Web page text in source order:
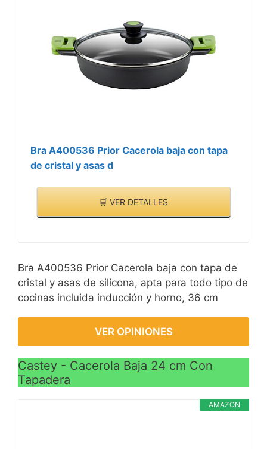
Bra A400536 Prior Cacerola baja con tapa
de cristal y asas d
🛒 VER DETALLES
Bra A400536 Prior Cacerola baja con tapa de
cristal y asas de silicona, apta para todo tipo de
cocinas incluida inducción y horno, 36 cm
VER OPINIONES
Castey - Cacerola Baja 24 cm Con
Tapadera
AMAZON